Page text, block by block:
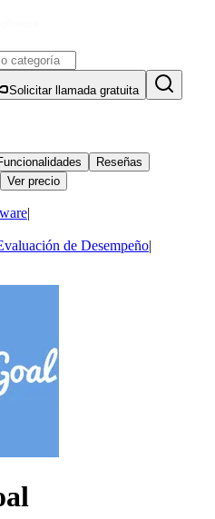
Solicitar llamada gratuita
Reseñas
Ver precio
|
de Desempeño|